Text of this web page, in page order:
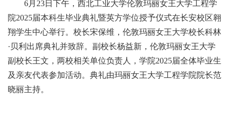
6月23日下午，西北工业大学伦敦玛丽女王大学工程学
院2025届本科生毕业典礼暨英方学位授予仪式在长安校区翱
翔学生中心举行。校长宋保维，伦敦玛丽女王大学校长科林
·贝利出席典礼并致辞。副校长杨益新，伦敦玛丽女王大学
副校长王文，两校相关单位负责人，学院2025届全体毕业生
及亲友代表参加活动。典礼由玛丽女王大学工程学院院长范
晓丽主持。